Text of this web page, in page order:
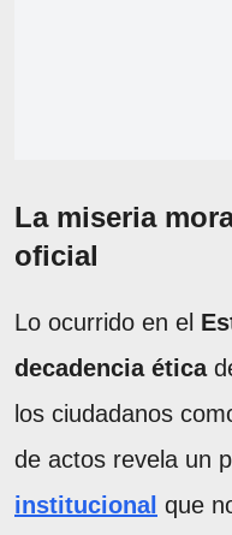
La miseria
oficial
Lo ocurrido en el
decadencia ética
los ciudadanos
de actos revela un
institucional que